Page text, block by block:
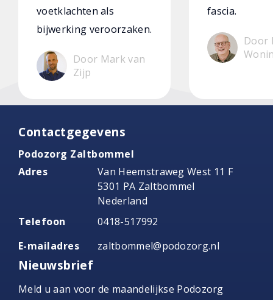
voetklachten als
bijwerking veroorzaken.
Door Mark van
Zijp
fascia.
Door
Contactgegevens
Podozorg Zaltbommel
Adres
Van Heemstraweg West 11 F
5301 PA Zaltbommel
Nederland
Telefoon
0418-517992
E-mailadres
zaltbommel@podozorg.nl
Nieuwsbrief
Meld u aan voor de maandelijkse Podozorg